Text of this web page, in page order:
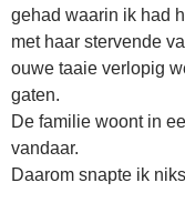
gehad waarin ik had
met haar stervende
ouwe taaie verlopig
gaten.
De familie woont in
vandaar.
Daarom snapte ik